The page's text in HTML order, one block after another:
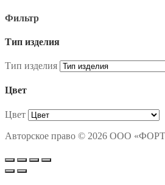
Фильтр
Тип изделия
Тип изделия
Цвет
Цвет
Авторское право © 2026 ООО